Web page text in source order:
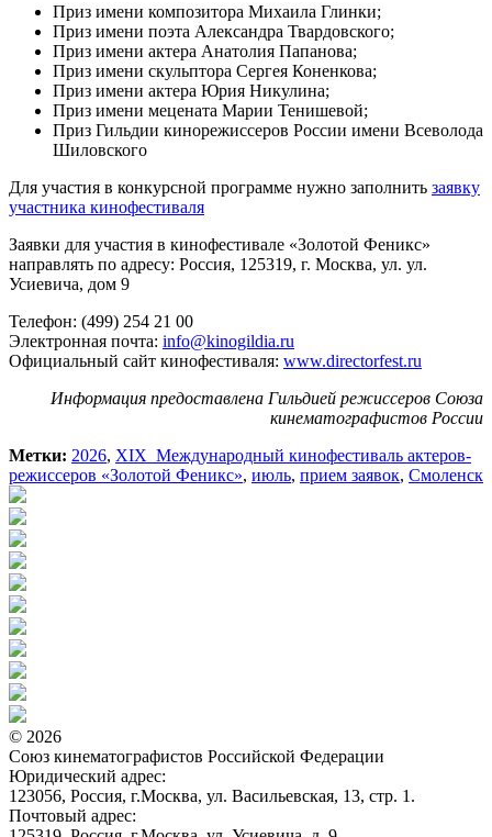
Приз имени композитора Михаила Глинки;
Приз имени поэта Александра Твардовского;
Приз имени актера Анатолия Папанова;
Приз имени скульптора Сергея Коненкова;
Приз имени актера Юрия Никулина;
Приз имени мецената Марии Тенишевой;
Приз Гильдии кинорежиссеров России имени Всеволода
Шиловского
Для участия в конкурсной программе нужно заполнить заявку
участника кинофестиваля
Заявки для участия в кинофестивале «Золотой Феникс»
направлять по адресу: Россия, 125319, г. Москва, ул. ул.
Усиевича, дом 9
Телефон: (499) 254 21 00
Электронная почта: info@kinogildia.ru
Официальный сайт кинофестиваля: www.directorfest.ru
Информация предоставлена Гильдией режиссеров Союза
кинематографистов России
Метки: 2026, XIХ Международный кинофестиваль актеров-
режиссеров «Золотой Феникс», июль, прием заявок, Смоленск
© 2026
Союз кинематографистов Российской Федерации
Юридический адрес:
123056, Россия, г.Москва, ул. Васильевская, 13, стр. 1.
Почтовый адрес: